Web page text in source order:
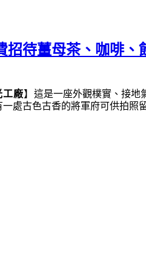
待薑母茶、咖啡、
工廠】 這是一座外觀樸實、接地
處古色古香的將軍府可供拍